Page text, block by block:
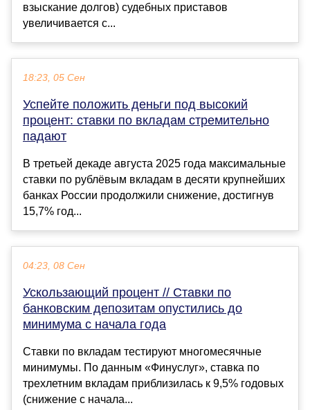
взыскание долгов) судебных приставов
увеличивается с...
18:23, 05 Сен
Успейте положить деньги под высокий
процент: ставки по вкладам стремительно
падают
В третьей декаде августа 2025 года максимальные
ставки по рублёвым вкладам в десяти крупнейших
банках России продолжили снижение, достигнув
15,7% год...
04:23, 08 Сен
Ускользающий процент // Ставки по
банковским депозитам опустились до
минимума с начала года
Ставки по вкладам тестируют многомесячные
минимумы. По данным «Финуслуг», ставка по
трехлетним вкладам приблизилась к 9,5% годовых
(снижение с начала...